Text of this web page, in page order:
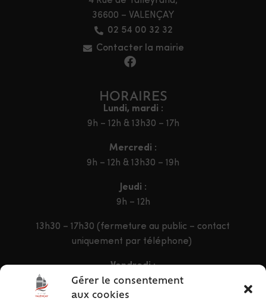
Gérer le consentement
aux cookies
36600 – VALENÇAY
02 54 00 32 32
Contacter la mairie
HORAIRES
Lundi, mardi :
9h – 12h & 13h30 – 17h
Mercredi :
9h – 12h & 13h30 – 19h
Jeudi :
9h – 12h
13h30 – 17h30 (fermeture au public – contact
uniquement par téléphone)
Vendredi :
9h – 12h & 13h30 – 16h30